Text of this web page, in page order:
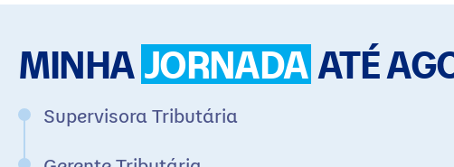
MINHA JORNADA ATÉ
Supervisora Tributária